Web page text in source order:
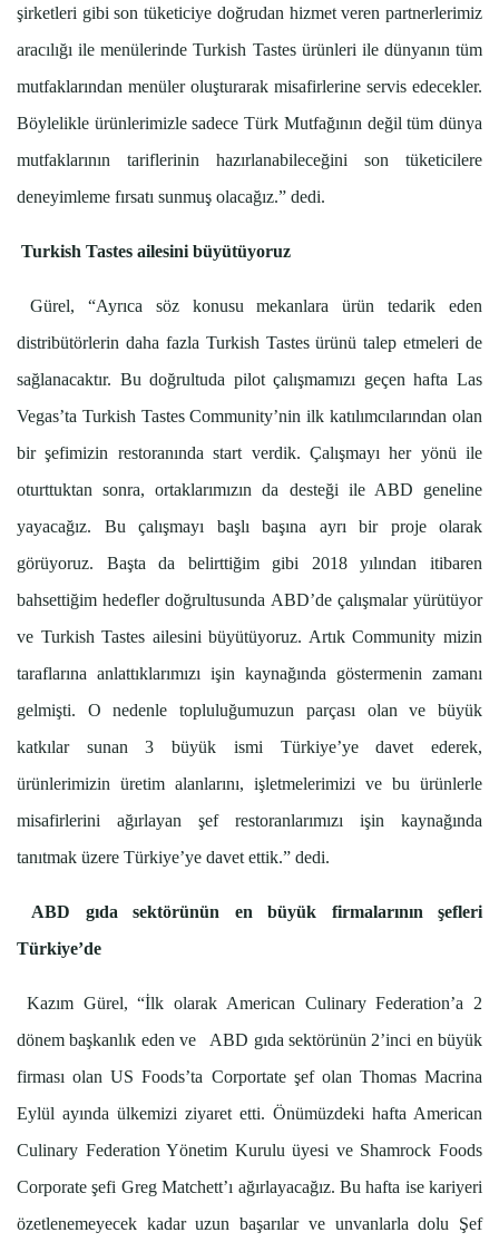
şirketleri gibi son tüketiciye doğrudan hizmet veren partnerlerimiz
aracılığı ile menülerinde Turkish Tastes ürünleri ile dünyanın tüm
mutfaklarından menüler oluşturarak misafirlerine servis edecekler.
Böylelikle ürünlerimizle sadece Türk Mutfağının değil tüm dünya
mutfaklarının tariflerinin hazırlanabileceğini son tüketicilere
deneyimleme fırsatı sunmuş olacağız.” dedi.
Turkish Tastes ailesini büyütüyoruz
Gürel, “Ayrıca söz konusu mekanlara ürün tedarik eden
distribütörlerin daha fazla Turkish Tastes ürünü talep etmeleri de
sağlanacaktır. Bu doğrultuda pilot çalışmamızı geçen hafta Las
Vegas’ta Turkish Tastes Community’nin ilk katılımcılarından olan
bir şefimizin restoranında start verdik. Çalışmayı her yönü ile
oturttuktan sonra, ortaklarımızın da desteği ile ABD geneline
yayacağız. Bu çalışmayı başlı başına ayrı bir proje olarak
görüyoruz. Başta da belirttiğim gibi 2018 yılından itibaren
bahsettiğim hedefler doğrultusunda ABD’de çalışmalar yürütüyor
ve Turkish Tastes ailesini büyütüyoruz. Artık Community mizin
taraflarına anlattıklarımızı işin kaynağında göstermenin zamanı
gelmişti. O nedenle topluluğumuzun parçası olan ve büyük
katkılar sunan 3 büyük ismi Türkiye’ye davet ederek,
ürünlerimizin üretim alanlarını, işletmelerimizi ve bu ürünlerle
misafirlerini ağırlayan şef restoranlarımızı işin kaynağında
tanıtmak üzere Türkiye’ye davet ettik.” dedi.
ABD gıda sektörünün en büyük firmalarının şefleri
Türkiye’de
Kazım Gürel, “İlk olarak American Culinary Federation’a 2
dönem başkanlık eden ve ABD gıda sektörünün 2’inci en büyük
firması olan US Foods’ta Corportate şef olan Thomas Macrina
Eylül ayında ülkemizi ziyaret etti. Önümüzdeki hafta American
Culinary Federation Yönetim Kurulu üyesi ve Shamrock Foods
Corporate şefi Greg Matchett’ı ağırlayacağız. Bu hafta ise kariyeri
özetlenemeyecek kadar uzun başarılar ve unvanlarla dolu Şef